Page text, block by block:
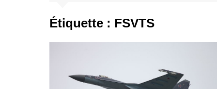
Étiquette : FSVTS